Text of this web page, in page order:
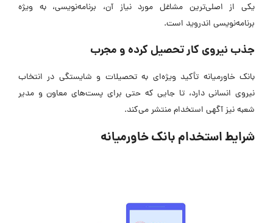
یکی از اصلی‌ترین مشاغل مورد نیاز آن، برنامه‌نویسی، به ویژه
برنامه‌نویسی اندروید است.
جذب نیروی کار تحصیل کرده و مجرب
بانک خاورمیانه تأکید ویژه‌ای به تحصیلات و شایستگی در انتخاب
نیروی انسانی دارد، تا جایی که حتی برای پست‌های معاون و مدیر
شعبه نیز آگهی استخدام منتشر می‌کند.
شرایط استخدام بانک خاورمیانه